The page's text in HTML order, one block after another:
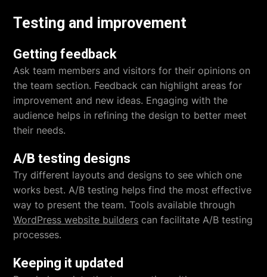
Testing and improvement
Getting feedback
Ask team members and visitors for their opinions on
the team section. Feedback can highlight areas for
improvement and new ideas. Engaging with the
audience helps in refining the design to better meet
their needs.
A/B testing designs
Try different layouts and designs to see which one
works best. A/B testing helps find the most effective
way to present the team. Tools available through
WordPress website builders can facilitate A/B testing
processes.
Keeping it updated